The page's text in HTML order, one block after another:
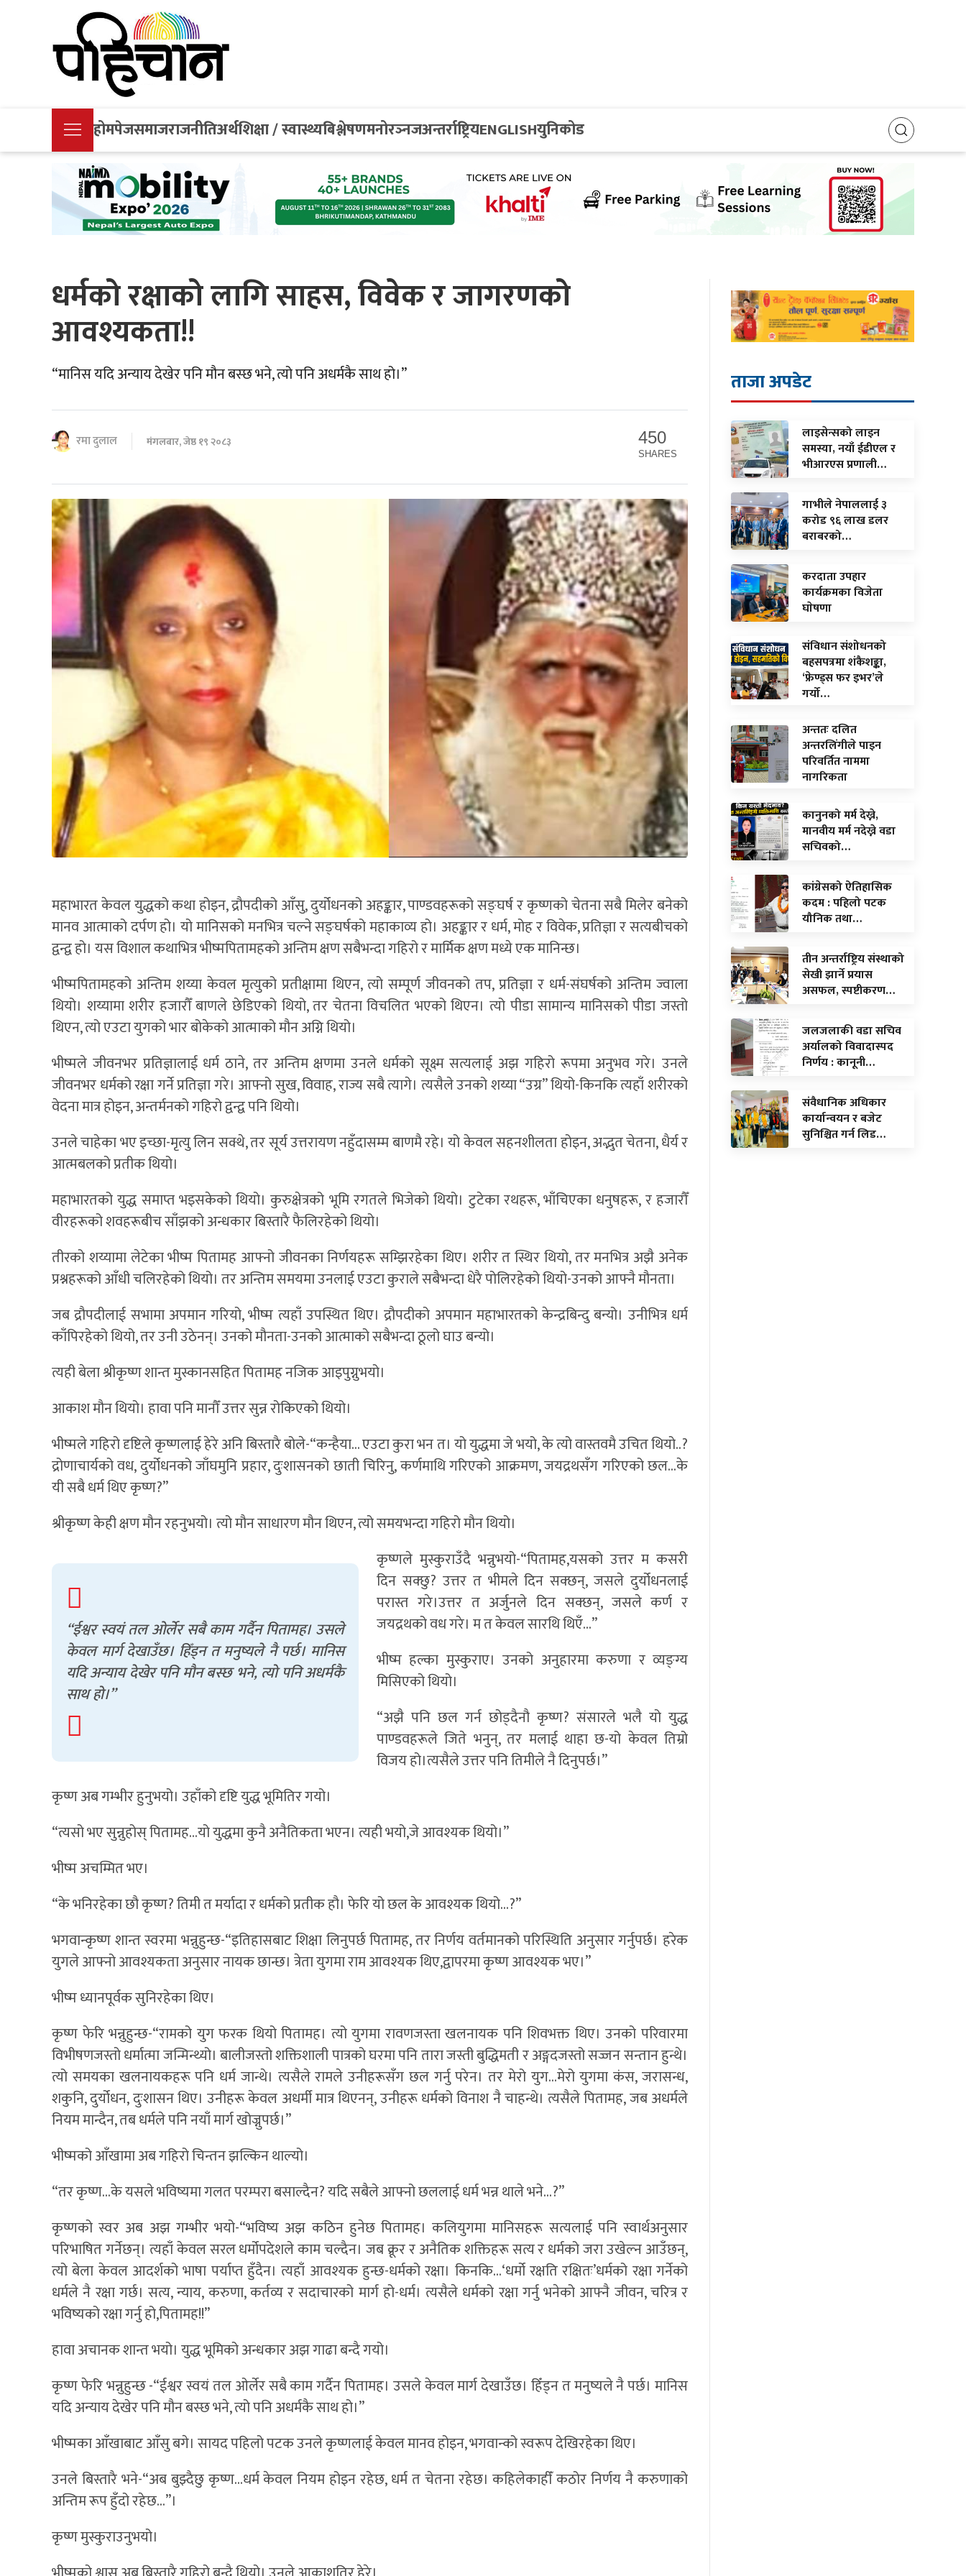
होमपेजसमाजराजनीतिअर्थशिक्षा / स्वास्थ्यबिश्लेषणमनोरञ्नजअन्तर्राष्ट्रियENGLISHयुनिकोड
धर्मको रक्षाको लागि साहस, विवेक र जागरणको
आवश्यकता!!
“मानिस यदि अन्याय देखेर पनि मौन बस्छ भने, त्यो पनि अधर्मकै साथ हो।”
रमा दुलाल मंगलबार, जेष्ठ १९ २०८३ 450
SHARES
महाभारत केवल युद्धको कथा होइन, द्रौपदीको आँसु, दुर्योधनको अहङ्कार, पाण्डवहरूको सङ्घर्ष र कृष्णको चेतना सबै मिलेर बनेको
मानव आत्माको दर्पण हो। यो मानिसको मनभित्र चल्ने सङ्घर्षको महाकाव्य हो। अहङ्कार र धर्म, मोह र विवेक, प्रतिज्ञा र सत्यबीचको
द्वन्द्व हो। यस विशाल कथाभित्र भीष्मपितामहको अन्तिम क्षण सबैभन्दा गहिरो र मार्मिक क्षण मध्ये एक मानिन्छ।
भीष्मपितामहको अन्तिम शय्या केवल मृत्युको प्रतीक्षामा थिएन, त्यो सम्पूर्ण जीवनको तप, प्रतिज्ञा र धर्म-संघर्षको अन्तिम ज्वाला
थियो। शय्यामा शरीर हजारौँ बाणले छेडिएको थियो, तर चेतना विचलित भएको थिएन। त्यो पीडा सामान्य मानिसको पीडा जस्तो
थिएन, त्यो एउटा युगको भार बोकेको आत्माको मौन अग्नि थियो।
भीष्मले जीवनभर प्रतिज्ञालाई धर्म ठाने, तर अन्तिम क्षणमा उनले धर्मको सूक्ष्म सत्यलाई अझ गहिरो रूपमा अनुभव गरे। उनले
जीवनभर धर्मको रक्षा गर्ने प्रतिज्ञा गरे। आफ्नो सुख, विवाह, राज्य सबै त्यागे। त्यसैले उनको शय्या “उग्र” थियो-किनकि त्यहाँ शरीरको
वेदना मात्र होइन, अन्तर्मनको गहिरो द्वन्द्व पनि थियो।
उनले चाहेका भए इच्छा-मृत्यु लिन सक्थे, तर सूर्य उत्तरायण नहुँदासम्म बाणमै रहे। यो केवल सहनशीलता होइन, अद्भुत चेतना, धैर्य र
आत्मबलको प्रतीक थियो।
महाभारतको युद्ध समाप्त भइसकेको थियो। कुरुक्षेत्रको भूमि रगतले भिजेको थियो। टुटेका रथहरू, भाँचिएका धनुषहरू, र हजारौँ
वीरहरूको शवहरूबीच साँझको अन्धकार बिस्तारै फैलिरहेको थियो।
तीरको शय्यामा लेटेका भीष्म पितामह आफ्नो जीवनका निर्णयहरू सम्झिरहेका थिए। शरीर त स्थिर थियो, तर मनभित्र अझै अनेक
प्रश्नहरूको आँधी चलिरहेको थियो। तर अन्तिम समयमा उनलाई एउटा कुराले सबैभन्दा धेरै पोलिरहेको थियो-उनको आफ्नै मौनता।
जब द्रौपदीलाई सभामा अपमान गरियो, भीष्म त्यहाँ उपस्थित थिए। द्रौपदीको अपमान महाभारतको केन्द्रबिन्दु बन्यो। उनीभित्र धर्म
काँपिरहेको थियो, तर उनी उठेनन्। उनको मौनता-उनको आत्माको सबैभन्दा ठूलो घाउ बन्यो।
त्यही बेला श्रीकृष्ण शान्त मुस्कानसहित पितामह नजिक आइपुग्नुभयो।
आकाश मौन थियो। हावा पनि मानौँ उत्तर सुन्न रोकिएको थियो।
भीष्मले गहिरो दृष्टिले कृष्णलाई हेरे अनि बिस्तारै बोले-“कन्हैया… एउटा कुरा भन त। यो युद्धमा जे भयो, के त्यो वास्तवमै उचित थियो..?
द्रोणाचार्यको वध, दुर्योधनको जाँघमुनि प्रहार, दुःशासनको छाती चिरिनु, कर्णमाथि गरिएको आक्रमण, जयद्रथसँग गरिएको छल…के
यी सबै धर्म थिए कृष्ण?”
श्रीकृष्ण केही क्षण मौन रहनुभयो। त्यो मौन साधारण मौन थिएन, त्यो समयभन्दा गहिरो मौन थियो।
“ईश्वर स्वयं तल ओर्लेर सबै काम गर्दैन पितामह। उसले
केवल मार्ग देखाउँछ। हिँड्न त मनुष्यले नै पर्छ। मानिस
यदि अन्याय देखेर पनि मौन बस्छ भने, त्यो पनि अधर्मकै
साथ हो।”
कृष्णले मुस्कुराउँदै भन्नुभयो-“पितामह,यसको उत्तर म कसरी
दिन सक्छु? उत्तर त भीमले दिन सक्छन्, जसले दुर्योधनलाई
परास्त गरे।उत्तर त अर्जुनले दिन सक्छन्, जसले कर्ण र
जयद्रथको वध गरे। म त केवल सारथि थिएँ…”
भीष्म हल्का मुस्कुराए। उनको अनुहारमा करुणा र व्यङ्ग्य
मिसिएको थियो।
“अझै पनि छल गर्न छोड्दैनौ कृष्ण? संसारले भलै यो युद्ध
पाण्डवहरूले जिते भनुन्, तर मलाई थाहा छ-यो केवल तिम्रो
विजय हो।त्यसैले उत्तर पनि तिमीले नै दिनुपर्छ।”
कृष्ण अब गम्भीर हुनुभयो। उहाँको दृष्टि युद्ध भूमितिर गयो।
“त्यसो भए सुन्नुहोस् पितामह…यो युद्धमा कुनै अनैतिकता भएन। त्यही भयो,जे आवश्यक थियो।”
भीष्म अचम्मित भए।
“के भनिरहेका छौ कृष्ण? तिमी त मर्यादा र धर्मको प्रतीक हौ। फेरि यो छल के आवश्यक थियो…?”
भगवान्कृष्ण शान्त स्वरमा भन्नुहुन्छ-“इतिहासबाट शिक्षा लिनुपर्छ पितामह, तर निर्णय वर्तमानको परिस्थिति अनुसार गर्नुपर्छ। हरेक
युगले आफ्नो आवश्यकता अनुसार नायक छान्छ। त्रेता युगमा राम आवश्यक थिए,द्वापरमा कृष्ण आवश्यक भए।”
भीष्म ध्यानपूर्वक सुनिरहेका थिए।
कृष्ण फेरि भन्नुहुन्छ-“रामको युग फरक थियो पितामह। त्यो युगमा रावणजस्ता खलनायक पनि शिवभक्त थिए। उनको परिवारमा
विभीषणजस्तो धर्मात्मा जन्मिन्थ्यो। बालीजस्तो शक्तिशाली पात्रको घरमा पनि तारा जस्ती बुद्धिमती र अङ्गदजस्तो सज्जन सन्तान हुन्थे।
त्यो समयका खलनायकहरू पनि धर्म जान्थे। त्यसैले रामले उनीहरूसँग छल गर्नु परेन। तर मेरो युग…मेरो युगमा कंस, जरासन्ध,
शकुनि, दुर्योधन, दुःशासन थिए। उनीहरू केवल अधर्मी मात्र थिएनन्, उनीहरू धर्मको विनाश नै चाहन्थे। त्यसैले पितामह, जब अधर्मले
नियम मान्दैन, तब धर्मले पनि नयाँ मार्ग खोज्नुपर्छ।”
भीष्मको आँखामा अब गहिरो चिन्तन झल्किन थाल्यो।
“तर कृष्ण…के यसले भविष्यमा गलत परम्परा बसाल्दैन? यदि सबैले आफ्नो छललाई धर्म भन्न थाले भने…?”
कृष्णको स्वर अब अझ गम्भीर भयो-“भविष्य अझ कठिन हुनेछ पितामह। कलियुगमा मानिसहरू सत्यलाई पनि स्वार्थअनुसार
परिभाषित गर्नेछन्। त्यहाँ केवल सरल धर्मोपदेशले काम चल्दैन। जब क्रूर र अनैतिक शक्तिहरू सत्य र धर्मको जरा उखेल्न आउँछन्,
त्यो बेला केवल आदर्शको भाषा पर्याप्त हुँदैन। त्यहाँ आवश्यक हुन्छ-धर्मको रक्षा। किनकि…‘धर्मो रक्षति रक्षितः’धर्मको रक्षा गर्नेको
धर्मले नै रक्षा गर्छ। सत्य, न्याय, करुणा, कर्तव्य र सदाचारको मार्ग हो-धर्म। त्यसैले धर्मको रक्षा गर्नु भनेको आफ्नै जीवन, चरित्र र
भविष्यको रक्षा गर्नु हो,पितामह!!”
हावा अचानक शान्त भयो। युद्ध भूमिको अन्धकार अझ गाढा बन्दै गयो।
कृष्ण फेरि भन्नुहुन्छ -“ईश्वर स्वयं तल ओर्लेर सबै काम गर्दैन पितामह। उसले केवल मार्ग देखाउँछ। हिँड्न त मनुष्यले नै पर्छ। मानिस
यदि अन्याय देखेर पनि मौन बस्छ भने, त्यो पनि अधर्मकै साथ हो।”
भीष्मका आँखाबाट आँसु बगे। सायद पहिलो पटक उनले कृष्णलाई केवल मानव होइन, भगवान्को स्वरूप देखिरहेका थिए।
उनले बिस्तारै भने-“अब बुझ्दैछु कृष्ण…धर्म केवल नियम होइन रहेछ, धर्म त चेतना रहेछ। कहिलेकाहीँ कठोर निर्णय नै करुणाको
अन्तिम रूप हुँदो रहेछ…”।
कृष्ण मुस्कुराउनुभयो।
ताजा अपडेट
लाइसेन्सको लाइन
समस्या, नयाँ ईडीएल र
भीआरएस प्रणाली…
गाभीले नेपाललाई ३
करोड ९६ लाख डलर
बराबरको…
करदाता उपहार
कार्यक्रमका विजेता
घाेषणा
संविधान संशोधनको
बहसपत्रमा शंकैशङ्का,
‘फ्रेण्ड्स फर इभर’ले
गर्यो…
अन्ततः दलित
अन्तरलिंगीले पाइन
परिवर्तित नाममा
नागरिकता
कानुनको मर्म देख्ने,
मानवीय मर्म नदेख्ने वडा
सचिवको…
कांग्रेसको ऐतिहासिक
कदम : पहिलो पटक
यौनिक तथा…
तीन अन्तर्राष्ट्रिय संस्थाको
सेखी झार्ने प्रयास
असफल, स्पष्टीकरण…
जलजलाकी वडा सचिव
अर्यालको विवादास्पद
निर्णय : कानूनी…
संवैधानिक अधिकार
कार्यान्वयन र बजेट
सुनिश्चित गर्न लिड…